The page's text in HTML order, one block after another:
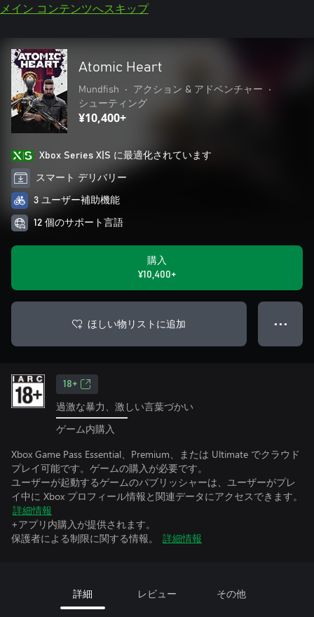
メイン コンテンツへスキップ
Atomic Heart
Mundfish • アクション & アドベンチャー
•
シューティング
¥10,400+
Xbox Series X|S に最適化されています
スマート デリバリー
3 ユーザー補助機能
12 個のサポート言語
購入
¥10,400+
ほしい物リストに追加 ● ● ●
18+
過激な暴力、激しい言葉づかい
ゲーム内購入
Xbox Game Pass Essential、Premium、または Ultimate でクラウド
プレイ可能です。ゲームの購入が必要です。
ユーザーが起動するゲームのパブリッシャーは、ユーザーがプレ
イ中に Xbox プロフィール情報と関連データにアクセスできます。
詳細情報
+アプリ内購入が提供されます。
保護者による制限に関する情報。
詳細情報
詳細 レビュー その他